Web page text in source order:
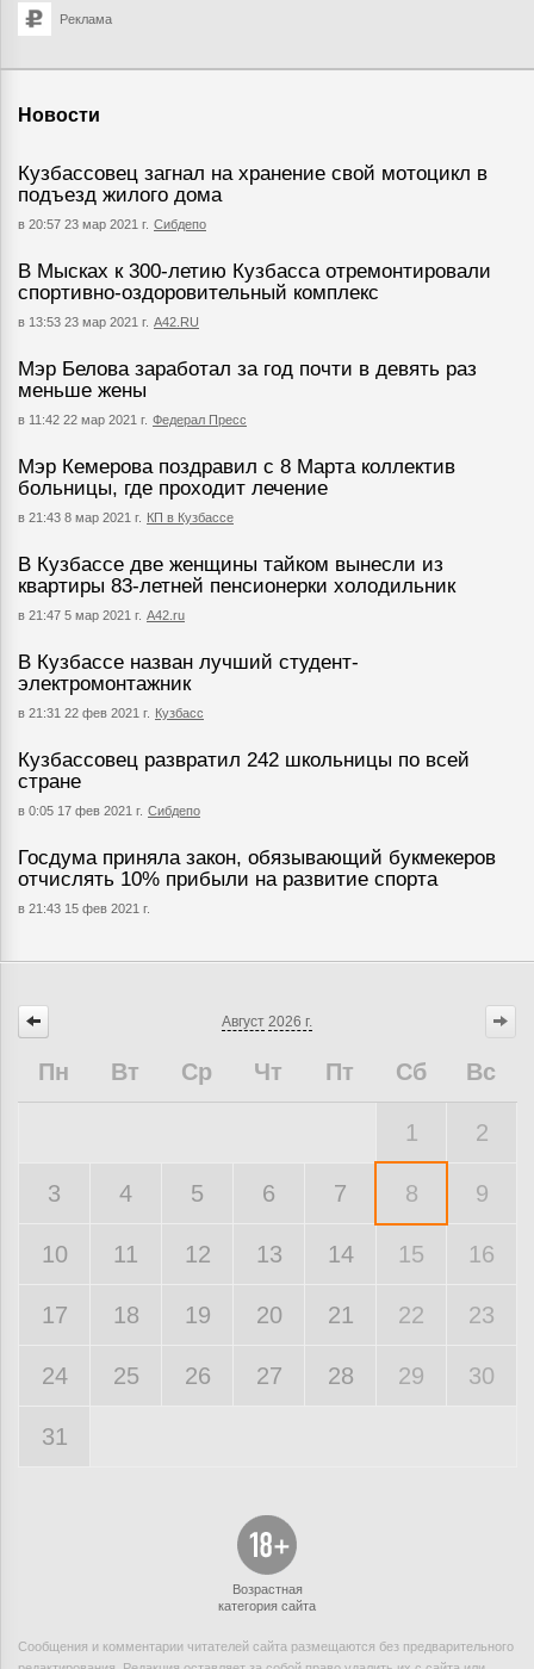
Реклама
Новости
Кузбассовец загнал на хранение свой мотоцикл в
подъезд жилого дома
в 20:57 23 мар 2021 г. Сибдепо
В Мысках к 300-летию Кузбасса отремонтировали
спортивно-оздоровительный комплекс
в 13:53 23 мар 2021 г. А42.RU
Мэр Белова заработал за год почти в девять раз
меньше жены
в 11:42 22 мар 2021 г. Федерал Пресс
Мэр Кемерова поздравил с 8 Марта коллектив
больницы, где проходит лечение
в 21:43 8 мар 2021 г. КП в Кузбассе
В Кузбассе две женщины тайком вынесли из
квартиры 83-летней пенсионерки холодильник
в 21:47 5 мар 2021 г. А42.ru
В Кузбассе назван лучший студент-
электромонтажник
в 21:31 22 фев 2021 г. Кузбасс
Кузбассовец развратил 242 школьницы по всей
стране
в 0:05 17 фев 2021 г. Сибдепо
Госдума приняла закон, обязывающий букмекеров
отчислять 10% прибыли на развитие спорта
в 21:43 15 фев 2021 г.
Август 2026 г.
Пн Вт Ср Чт Пт Сб Вс
1 2
3 4 5 6 7 8 9
10 11 12 13 14 15 16
17 18 19 20 21 22 23
24 25 26 27 28 29 30
31
Возрастная
категория сайта
Сообщения и комментарии читателей сайта размещаются без предварительного